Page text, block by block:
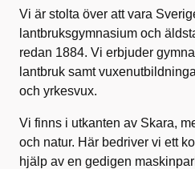
Vi är stolta över att vara
lantbruksgymnasium och
redan 1884. Vi erbjuder
lantbruk samt
och yrkesvux.
Vi finns i utkanten av Skara,
och natur. Här bedriver vi ett
hjälp av en gedigen